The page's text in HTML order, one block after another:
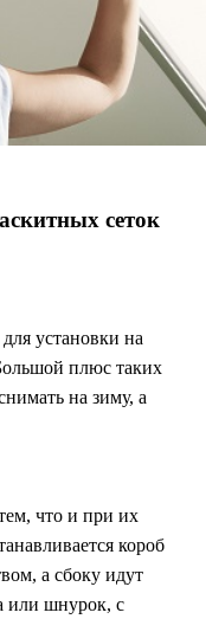
сеток
установки на
плюс таких
на зиму, а
что и при их
короб
а сбоку идут
или шнурок, с